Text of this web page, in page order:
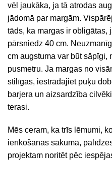
vēl jaukāka, ja tā atrodas
jādomā par margām.
tāds, ka margas ir obligātas,
pārsniedz 40 cm.
cm augstuma var būt sāpīgi,
pusmetru. Ja margas no
stilīgas, iestrādājiet puķu
barjera un aizsardzība
terasi.
Mēs ceram, ka trīs lēmumi,
ierīkošanas sākumā,
projektam noritēt pēc